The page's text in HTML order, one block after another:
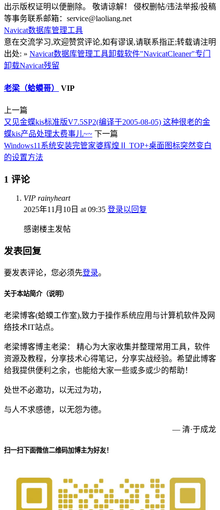
出示版权证明以便删除。 敬请谅解！ 侵权删帖/违法举报/投稿
等事务联系邮箱：service@laoliang.net
Navicat数据库管理工具
意在交流学习,欢迎赞赏评论,如有谬误,请联系指正;转载请注明
出处: » Navicat数据库管理工具卸载软件"NavicatCleaner"专门
卸载Navicat残留
老梁（蛤蟆哥） VIP
上一篇
又见金蝶kis标准版V7.5SP2(编译于2005-08-05) 这种很老的金
蝶kis产品处理太费事儿~~ 下一篇
Windows11系统安装完管家婆辉煌Ⅱ TOP+桌面图标突然变白
的设置方法
1 评论
VIP rainyheart
2025年11月10日 at 09:35 登录以回复
感谢楼主发帖
发表回复
要发表评论，您必须先登录。
关于本站简介（说明）
老梁博客(蛤蟆工作室),致力于操作系统应用与计算机软件及网
络技术IT站点。
老梁博客博主老梁： 精心为大家收集并整理常用工具，软件
资源及教程，分享技术心得笔记，分享实战经验。希望此博客
给我提供便利之余，也能给大家一些或多或少的帮助！
处世不必邀功，以无过为功，
与人不求感德，以无怨为德。
— 清·于成龙
扫一扫下面微信二维码加博主为好友！